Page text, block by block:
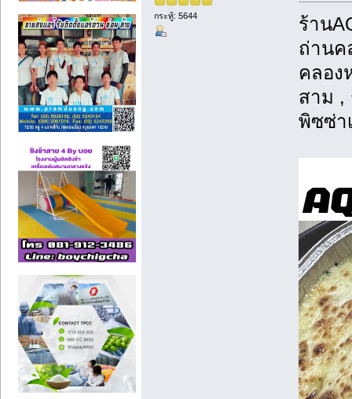
กระทู้: 5644
ร้าน
ถ่านค
คลอง
สาม ,
พิซซ่า